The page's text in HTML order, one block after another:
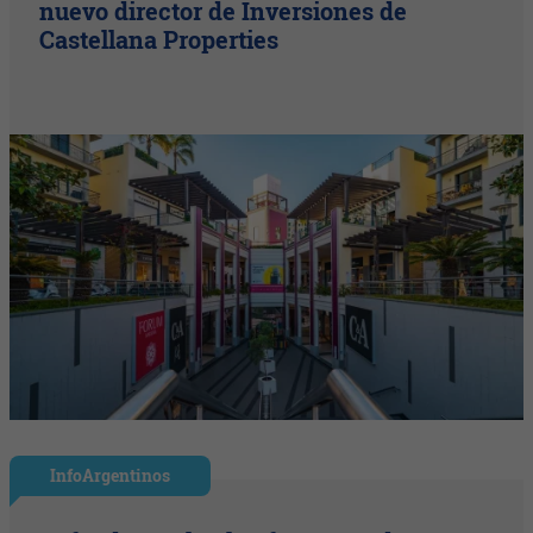
nuevo director de Inversiones de
Castellana Properties
InfoArgentinos